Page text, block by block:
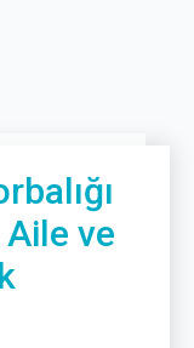
ve